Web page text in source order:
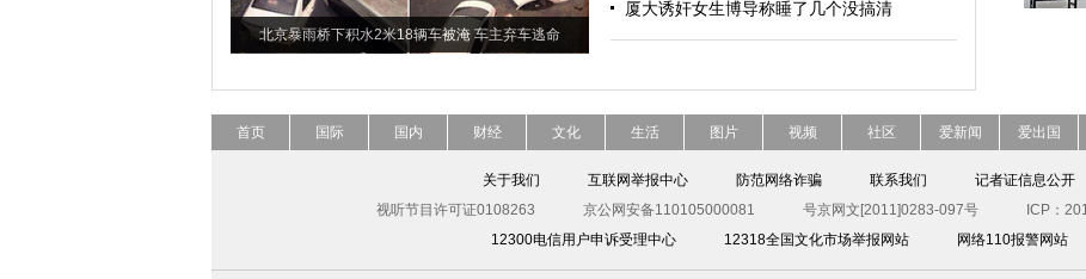
北京暴雨桥下积水2米18辆车被淹 车主弃车逃命
厦大诱奸女生博导称睡了几个没搞清
首页 国际 国内 财经 文化 生活 图片 视频 社区 爱新闻 爱出国
关于我们 互联网举报中心 防范网络诈骗 联系我们
记者证信息公开
视听节目许可证0108263
京公网安备110105000081 号京网文[2011]0283-097号
ICP：
12300电信用户申诉受理中心
12318全国文化市场举报网站 网络110报警网站